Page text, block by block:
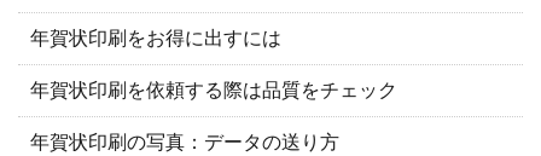
年賀状印刷をお得に出すには
年賀状印刷を依頼する際は品質をチェック
年賀状印刷の写真：データの送り方